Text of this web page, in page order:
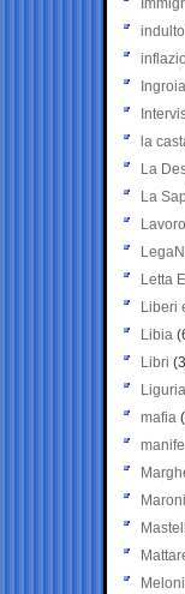
indulto
Ingroia
la
La
La
Lavoro
Letta
Liberi
Libia
Libri
mafia
Maroni
Meloni